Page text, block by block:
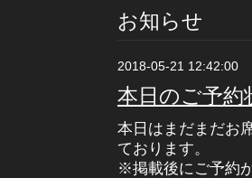
お知らせ
2018-05-21 12:42:00
本日のご予約
本日はまだまだお
ております。
※掲載後にご予約